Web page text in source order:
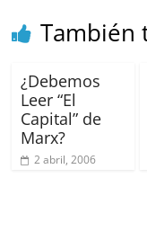
k
También
¿Debemos
Leer “El
Capital” de
Marx?
2 abril, 2006